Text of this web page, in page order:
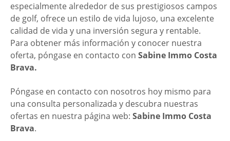
especialmente alrededor de sus prestigiosos campos
de golf, ofrece un estilo de vida lujoso, una excelente
calidad de vida y una inversión segura y rentable.
Para obtener más información y conocer nuestra
oferta, póngase en contacto con Sabine Immo Costa
Brava.
Póngase en contacto con nosotros hoy mismo para
una consulta personalizada y descubra nuestras
ofertas en nuestra página web: Sabine Immo Costa
Brava.